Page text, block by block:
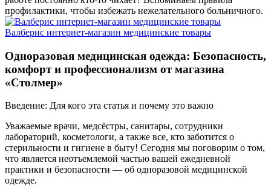
профилактики, чтобы избежать нежелательного больничного.
Валберис интернет-магазин медицинские товары
Одноразовая медицинская одежда: Безопасность,
комфорт и профессионализм от магазина
«Столмер»
Введение: Для кого эта статья и почему это важно
Уважаемые врачи, медсёстры, санитары, сотрудники
лабораторий, косметологи, а также все, кто заботится о
стерильности и гигиене в быту! Сегодня мы поговорим о том,
что является неотъемлемой частью вашей ежедневной
практики и безопасности — об одноразовой медицинской
одежде.